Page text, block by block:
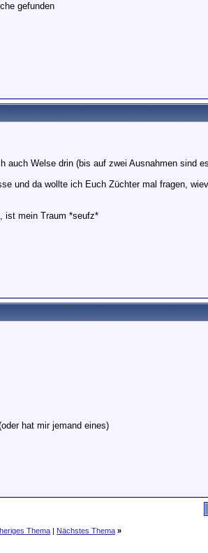
gefunden
auch Welse drin (bis auf zwei Ausnahmen sind
und da wollte ich Euch Züchter mal fragen,
ist mein Traum *seufz*
hat mir jemand eines)
Thema | Nächstes Thema »